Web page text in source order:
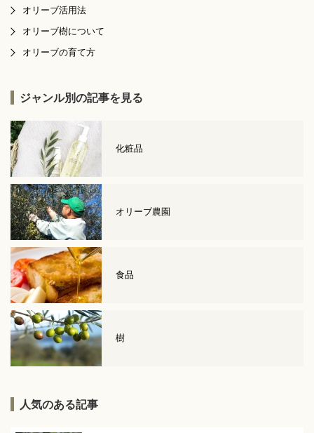
オリーブ活用法
オリーブ樹について
オリーブの育て方
ジャンル別の記事を見る
化粧品
オリーブ農園
食品
樹
人気のある記事